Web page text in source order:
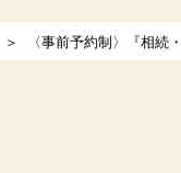
〈事前予約制〉『相続